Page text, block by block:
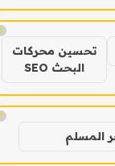
!
تحسين محركات
البحث SEO
!
المسلم